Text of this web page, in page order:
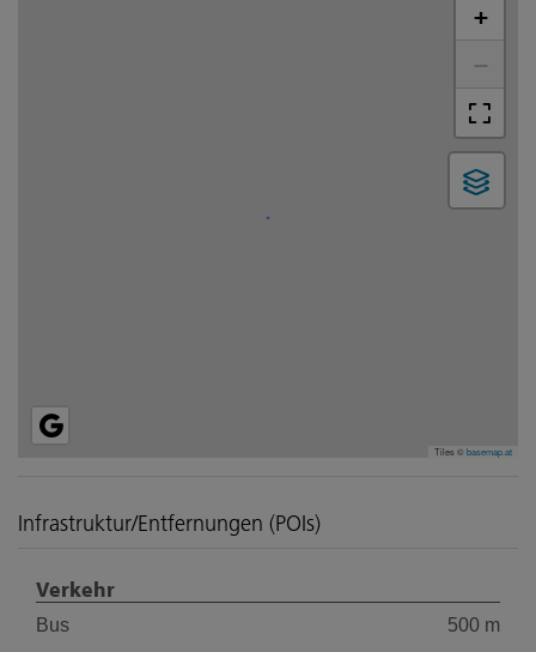
+
−
Tiles ©basemap.at
Infrastruktur/Entfernungen (POIs)
Verkehr
Bus 500 m